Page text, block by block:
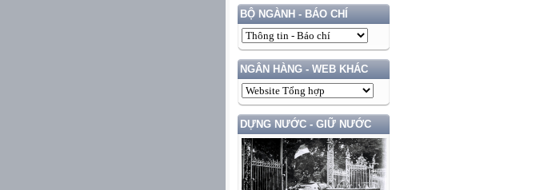
BỘ NGÀNH - BÁO CHÍ
NGÂN HÀNG - WEB KHÁC
DỰNG NƯỚC - GIỮ NƯỚC